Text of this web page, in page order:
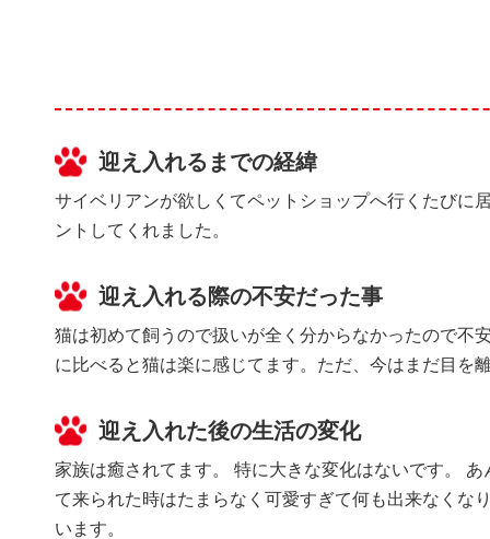
迎え入れるまでの経緯
サイベリアンが欲しくてペットショップへ行くたびに
ントしてくれました。
迎え入れる際の不安だった事
猫は初めて飼うので扱いが全く分からなかったので不
に比べると猫は楽に感じてます。ただ、今はまだ目を
迎え入れた後の生活の変化
家族は癒されてます。 特に大きな変化はないです。
て来られた時はたまらなく可愛すぎて何も出来なくな
います。